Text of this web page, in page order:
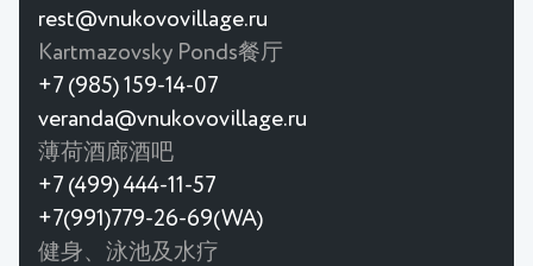
rest@vnukovovillage.ru
Kartmazovsky Ponds餐厅
+7 (985) 159-14-07
veranda@vnukovovillage.ru
薄荷酒廊酒吧
+7 (499) 444-11-57
+7(991)779-26-69(WA)
健身、泳池及水疗